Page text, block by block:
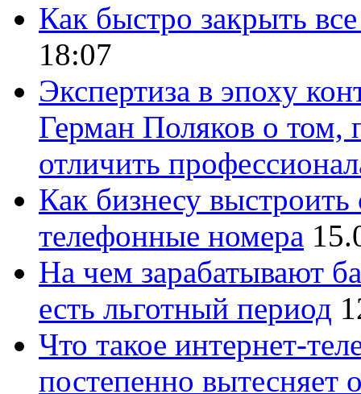
Как быстро закрыть
18:07
Экспертиза в эпоху
Герман Поляков о том,
отличить
Как бизнесу
телефонные номера
На чем зарабатывают
есть льготный период
Что такое интернет-
постепенно вытесняет